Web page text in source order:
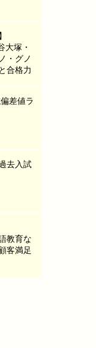
大塚・
・グノ
合格力
差値ラ
去入試
教育な
客満足